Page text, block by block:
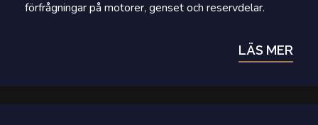
förfrågningar på motorer, genset och reservdelar.
LÄS MER